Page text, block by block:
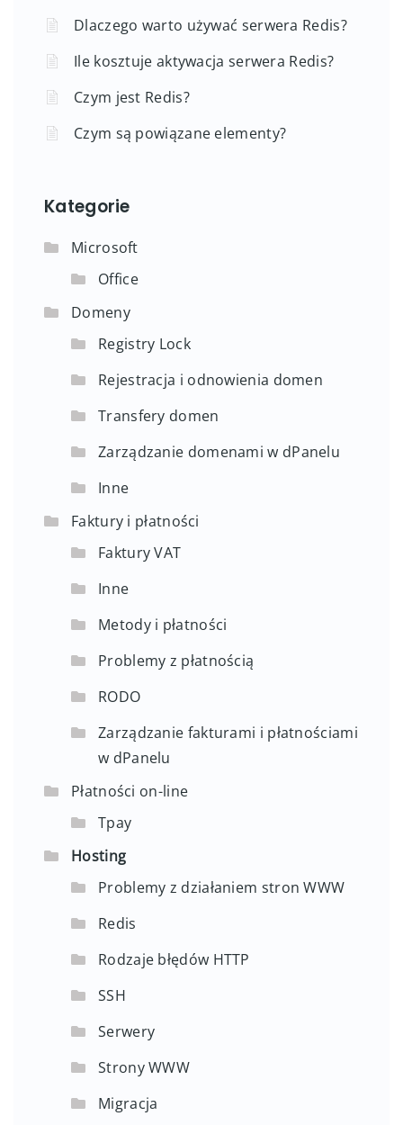
Dlaczego warto używać serwera Redis?
Ile kosztuje aktywacja serwera Redis?
Czym jest Redis?
Czym są powiązane elementy?
Kategorie
Microsoft
Office
Domeny
Registry Lock
Rejestracja i odnowienia domen
Transfery domen
Zarządzanie domenami w dPanelu
Inne
Faktury i płatności
Faktury VAT
Inne
Metody i płatności
Problemy z płatnością
RODO
Zarządzanie fakturami i płatnościami
w dPanelu
Płatności on-line
Tpay
Hosting
Problemy z działaniem stron WWW
Redis
Rodzaje błędów HTTP
SSH
Serwery
Strony WWW
Migracja